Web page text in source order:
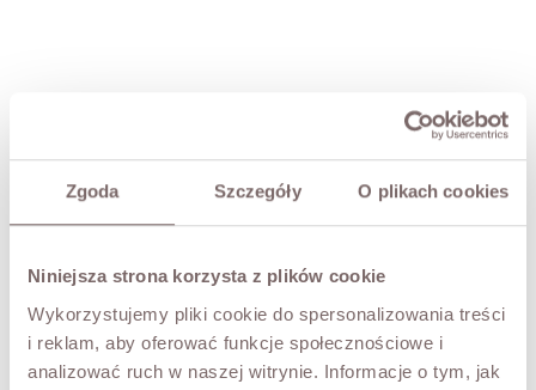
Zgoda Szczegóły O plikach cookies
Niniejsza strona korzysta z plików cookie
Wykorzystujemy pliki cookie do spersonalizowania treści
i reklam, aby oferować funkcje społecznościowe i
analizować ruch w naszej witrynie. Informacje o tym, jak
PLN349.00
SIZE
XS S M L
COLOR